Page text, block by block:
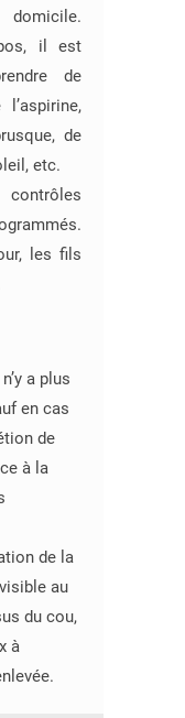
il est
de
de
etc.
les fils
a plus
en cas
de
à la
de la
au
du cou,
à